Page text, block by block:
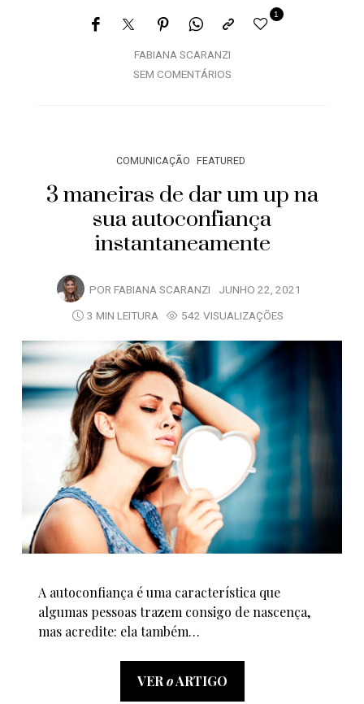
FABIANA SCARANZI
1
SEM COMENTÁRIOS
COMUNICAÇÃO FEATURED
3 maneiras de dar um up na
sua autoconfiança
instantaneamente
POR FABIANA SCARANZI JUNHO 22, 2021
3 MIN LEITURA
542 VISUALIZAÇÕES
A autoconfiança é uma característica que
algumas pessoas trazem consigo de nascença,
mas acredite: ela também…
VER oARTIGO